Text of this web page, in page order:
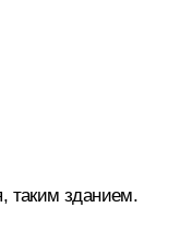
таким зданием.